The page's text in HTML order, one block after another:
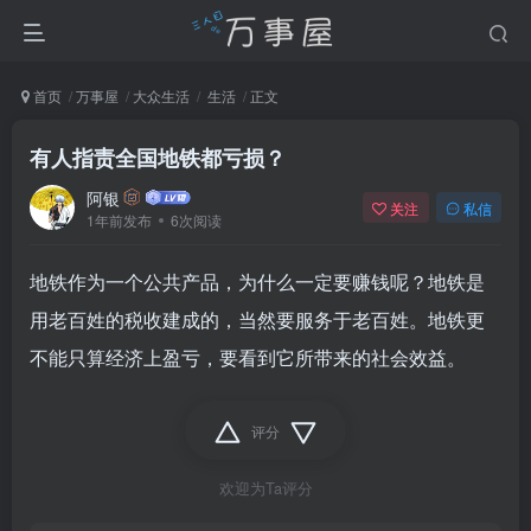
首页 万事屋 大众生活 生活 正文
有人指责全国地铁都亏损？
阿银
1年前发布 6次阅读
关注 私信
地铁作为一个公共产品，为什么一定要赚钱呢？地铁是
用老百姓的税收建成的，当然要服务于老百姓。地铁更
不能只算经济上盈亏，要看到它所带来的社会效益。
评分
欢迎为Ta评分